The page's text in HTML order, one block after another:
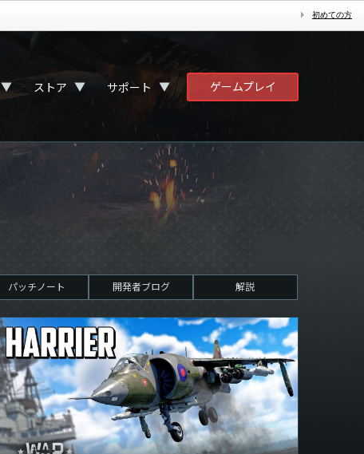
初めての方
▼ ストア ▼ サポート ▼ ゲームプレイ
パッチノート 開発者ブログ 解説